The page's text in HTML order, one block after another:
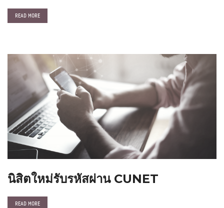
READ MORE
นิสิตใหม่รับรหัสผ่าน CUNET
READ MORE